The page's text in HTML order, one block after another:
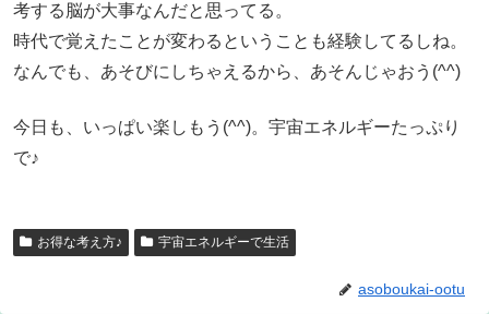
考する脳が大事なんだと思ってる。
時代で覚えたことが変わるということも経験してるしね。
なんでも、あそびにしちゃえるから、あそんじゃおう(^^)
今日も、いっぱい楽しもう(^^)。宇宙エネルギーたっぷり
で♪
お得な考え方♪ 宇宙エネルギーで生活
asoboukai-ootu